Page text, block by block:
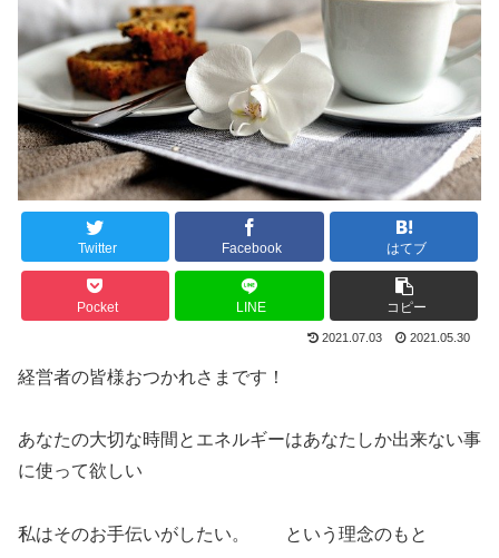
Twitter Facebook はてブ
Pocket LINE コピー
2021.07.03 2021.05.30
経営者の皆様おつかれさまです！
あなたの大切な時間とエネルギーはあなたしか出来ない事
に使って欲しい
私はそのお手伝いがしたい。 という理念のもと